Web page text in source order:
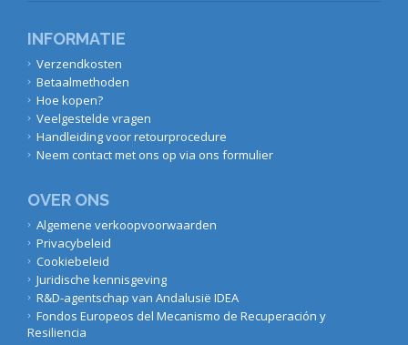
INFORMATIE
Verzendkosten
Betaalmethoden
Hoe kopen?
Veelgestelde vragen
Handleiding voor retourprocedure
Neem contact met ons op via ons formulier
OVER ONS
Algemene verkoopvoorwaarden
Privacybeleid
Cookiebeleid
Juridische kennisgeving
R&D-agentschap van Andalusië IDEA
Fondos Europeos del Mecanismo de Recuperación y
Resiliencia